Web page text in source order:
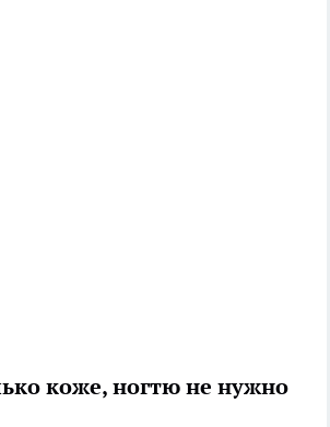
коже, ногтю не нужно